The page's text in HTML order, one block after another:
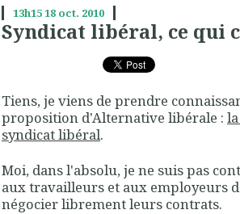
13h1518 oct. 2010
Syndicat libéral, ce qui
Tiens, je viens de prendre
proposition d'Alternative libérale :
syndicat libéral.
Moi, dans l'absolu, je ne suis pas
aux travailleurs et aux employeurs
négocier librement leurs contrats.